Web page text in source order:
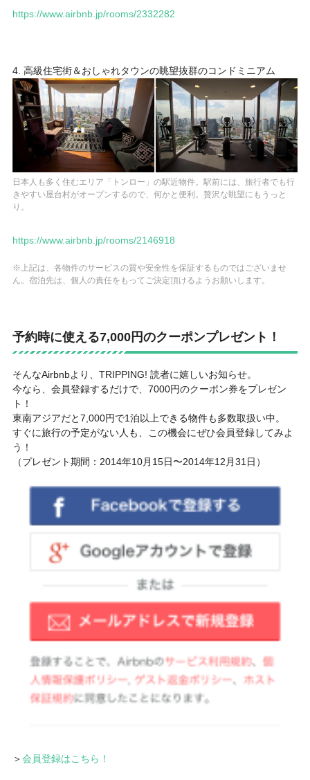
https://www.airbnb.jp/rooms/2332282
4. 高級住宅街＆おしゃれタウンの眺望抜群のコンドミニアム
日本人も多く住むエリア「トンロー」の駅近物件。駅前には、旅行者でも行
きやすい屋台村がオープンするので、何かと便利。贅沢な眺望にもうっと
り。
https://www.airbnb.jp/rooms/2146918
※上記は、各物件のサービスの質や安全性を保証するものではございませ
ん。宿泊先は、個人の責任をもってご決定頂けるようお願いします。
予約時に使える7,000円のクーポンプレゼント！
そんなAirbnbより、TRIPPING! 読者に嬉しいお知らせ。
今なら、会員登録するだけで、7000円のクーポン券をプレゼン
ト！
東南アジアだと7,000円で1泊以上できる物件も多数取扱い中。
すぐに旅行の予定がない人も、この機会にぜひ会員登録してみよ
う！
（プレゼント期間：2014年10月15日〜2014年12月31日）
＞会員登録はこちら！